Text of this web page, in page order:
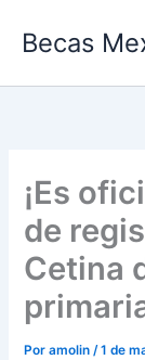
Becas
¡Es
de
Cetina
Poramolin/1 de